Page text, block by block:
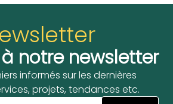
à notre newsletter
informés sur les dernières
projets, tendances etc.